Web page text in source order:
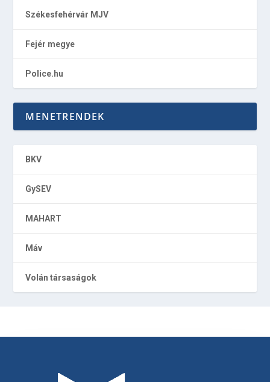
Székesfehérvár MJV
Fejér megye
Police.hu
MENETRENDEK
BKV
GySEV
MAHART
Máv
Volán társaságok